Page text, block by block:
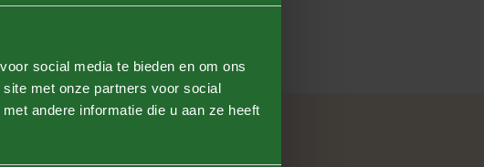
social media te bieden en om ons
met onze partners voor social
andere informatie die u aan ze heeft